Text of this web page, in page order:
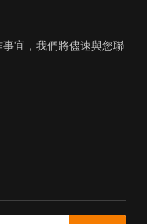
宜，我們將儘速與您聯